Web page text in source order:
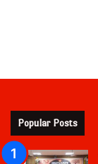
Popular Posts